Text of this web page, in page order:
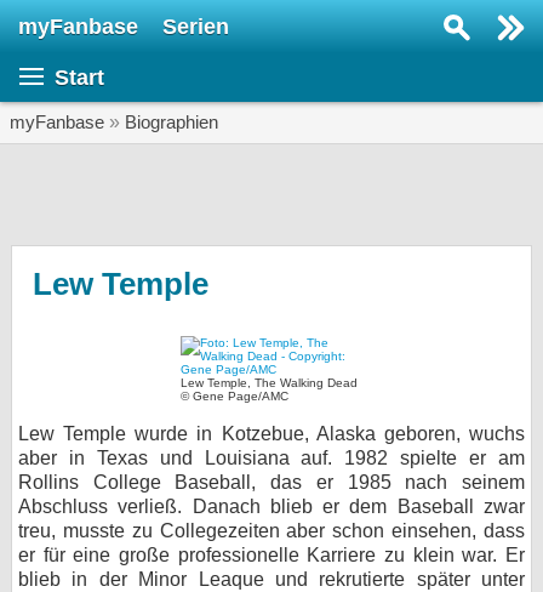
myFanbase Serien
Start
myFanbase » Biographien
Lew Temple
Lew Temple, The Walking Dead
© Gene Page/AMC
Lew Temple wurde in Kotzebue, Alaska geboren, wuchs
aber in Texas und Louisiana auf. 1982 spielte er am
Rollins College Baseball, das er 1985 nach seinem
Abschluss verließ. Danach blieb er dem Baseball zwar
treu, musste zu Collegezeiten aber schon einsehen, dass
er für eine große professionelle Karriere zu klein war. Er
blieb in der Minor Leaque und rekrutierte später unter
KULTUR
Specials
SERVICE
Gewinnspiele
Forum
bei X